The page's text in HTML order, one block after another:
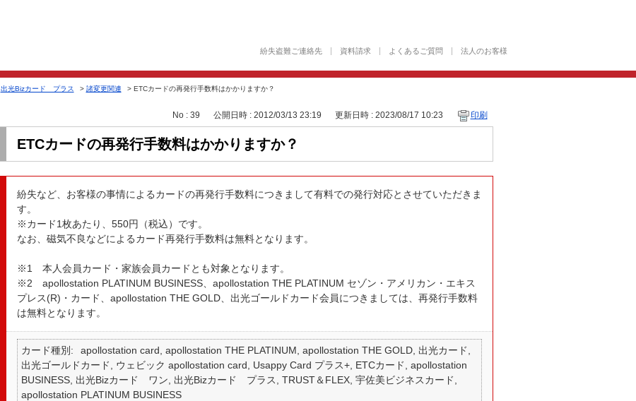
紛失盗難ご連絡先 資料請求 よくあるご質問 法人のお客様
出光Bizカード プラス > 諸変更関連 > ETCカードの再発行手数料はかかりますか？
No : 39 公開日時 : 2012/03/13 23:19 更新日時 : 2023/08/17 10:23 印刷
ETCカードの再発行手数料はかかりますか？
紛失など、お客様の事情によるカードの再発行手数料につきまして有料での発行対応とさせていただきま
す。
※カード1枚あたり、550円（税込）です。
なお、磁気不良などによるカード再発行手数料は無料となります。
※1 本人会員カード・家族会員カードとも対象となります。
※2 apollostation PLATINUM BUSINESS、apollostation THE PLATINUM セゾン・アメリカン・エキス
プレス(R)・カード、apollostation THE GOLD、出光ゴールドカード会員につきましては、再発行手数料
は無料となります。
カード種別
apollostation card, apollostation THE PLATINUM, apollostation THE GOLD, 出光カード,
出光ゴールドカード, ウェビック apollostation card, Usappy Card プラス+, ETCカード, apollostation
BUSINESS, 出光Bizカード ワン, 出光Bizカード プラス, TRUST＆FLEX, 宇佐美ビジネスカード,
apollostation PLATINUM BUSINESS